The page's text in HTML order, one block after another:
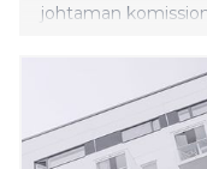
johtaman